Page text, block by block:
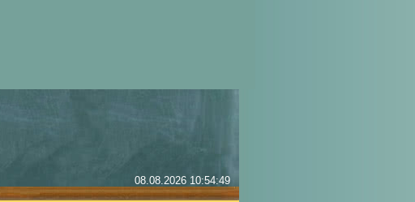
08.08.2026 10:54:49